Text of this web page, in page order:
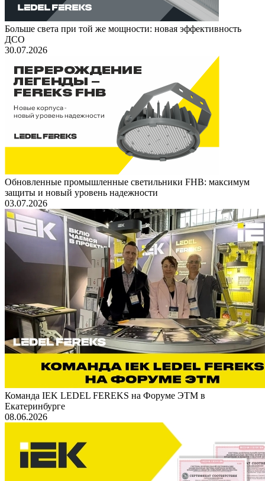
Больше света при той же мощности: новая эффективность
ДСО
30.07.2026
Обновленные промышленные светильники FHB: максимум
защиты и новый уровень надежности
03.07.2026
Команда IEK LEDEL FEREKS на Форуме ЭТМ в
Екатеринбурге
08.06.2026